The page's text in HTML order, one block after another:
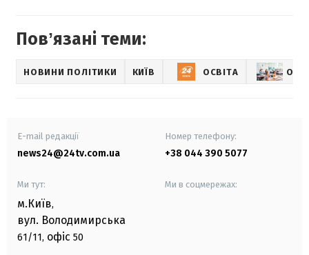
Повʼязані теми:
НОВИНИ ПОЛІТИКИ КИЇВ ОСВІТА
E-mail редакції
news24@24tv.com.ua
Номер телефону:
+38 044 390 5077
Ми тут:
м.Київ,
вул. Володимирська
61/11, офіс 50
Ми в соцмережах: